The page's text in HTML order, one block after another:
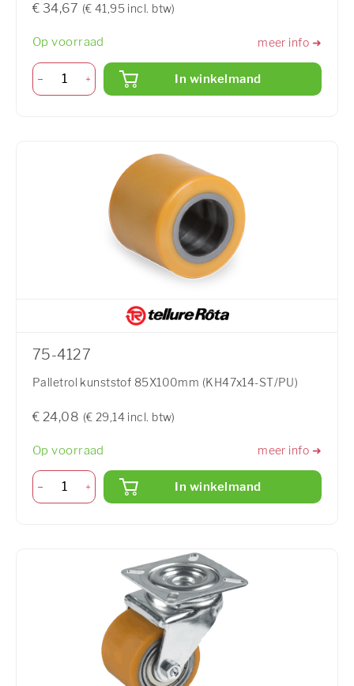
€ 34,67 (€ 41,95 incl. btw)
Op voorraad meer info ➜
In winkelmand
75-4127
Palletrol kunststof 85X100mm (KH47x14-ST/PU)
€ 24,08 (€ 29,14 incl. btw)
Op voorraad meer info ➜
In winkelmand